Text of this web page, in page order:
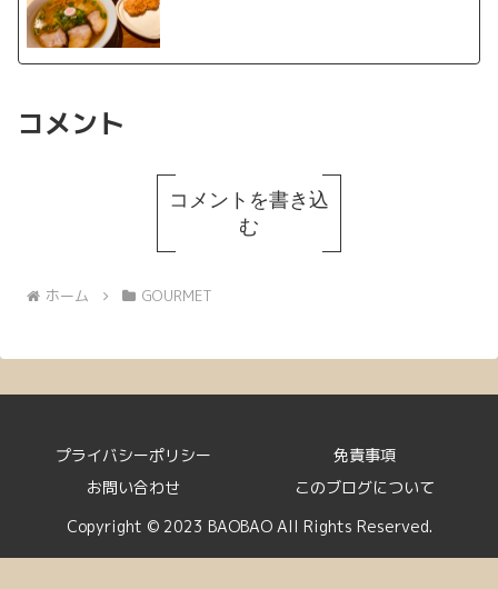
コメント
コメントを書き込
む
ホーム GOURMET
プライバシーポリシー
免責事項
お問い合わせ
このブログについて
Copyright © 2023 BAOBAO All Rights Reserved.